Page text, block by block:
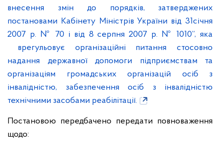
внесення змін до порядків, затверджених
постановами Кабінету Міністрів України від 31січня
2007 р. № 70 і від 8 серпня 2007 р. № 1010”, яка
врегульовує організаційні питання стосовно
надання державної допомоги підприємствам та
організаціям громадських організацій осіб з
інвалідністю, забезпечення осіб з інвалідністю
технічними засобами реабілітації.
Постановою передбачено передати повноваження
щодо: